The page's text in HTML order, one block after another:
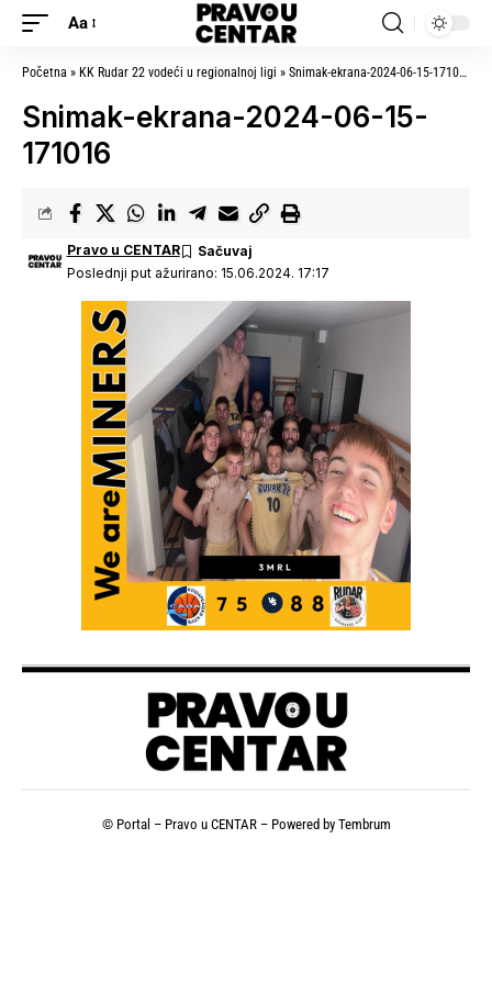
Aa
Početna » KK Rudar 22 vodeći u regionalnoj ligi » Snimak-ekrana-2024-06-15-171016
Snimak-ekrana-2024-06-15-
171016
Poslednji put ažurirano: 15.06.2024. 17:17
Pravo u CENTAR
© Portal – Pravo u CENTAR – Powered by Tembrum